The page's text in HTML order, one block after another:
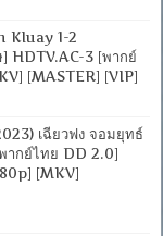
Kluay 1-2
HDTV.AC-3 [พากย์
[MASTER] [VIP]
เฉียวฟง จอมยุทธ์
ากย์ไทย DD 2.0]
[MKV]